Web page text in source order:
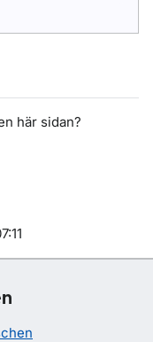
här sidan?